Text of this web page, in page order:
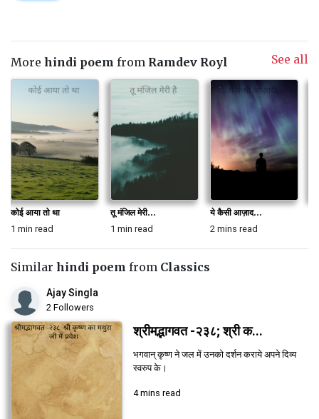
More hindi poem from Ramdev Royl See all
कोई आया तो था
1 min read
तू मंजिल मेरी...
1 min read
ये कैसी आज़ाद...
2 mins read
Similar hindi poem from Classics
Ajay Singla
2 Followers
श्रीमद्भागवत -२३८; श्री क...
भगवान् कृष्ण ने जल में उनको दर्शन कराये अपने दिव्य
स्वरुप के।
4 mins read